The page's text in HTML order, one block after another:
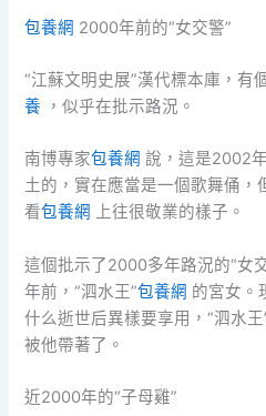
包養網 2000年前的“女交警”
“江蘇文明史展”漢代標本庫，有
養 ，似乎在批示路況。
南博專家包養網 說，這是2002
土的，實在應當是一個歌舞俑，
看包養網 上往很敬業的樣子。
這個批示了2000多年路況的“女
年前，“泗水王”包養網 的宮女。
什么逝世后異樣要享用，“泗水
被他帶著了。
近2000年的“子母雞”